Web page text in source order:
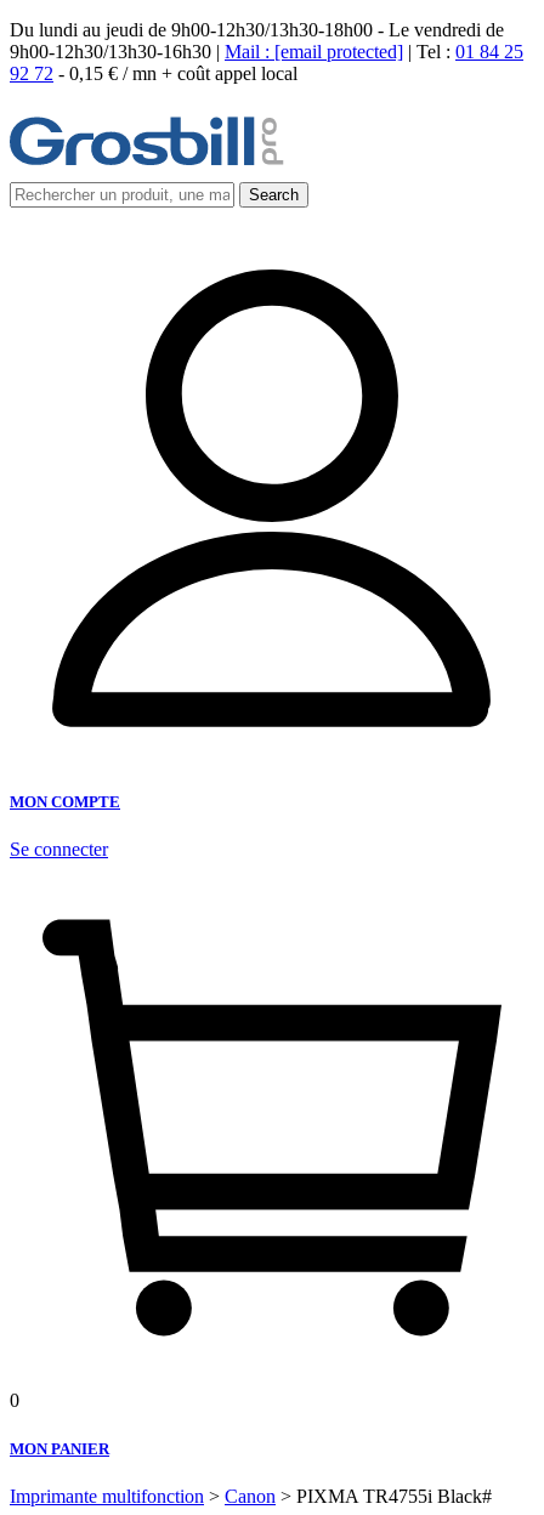
Du lundi au jeudi de 9h00-12h30/13h30-18h00 - Le vendredi de
9h00-12h30/13h30-16h30 | Mail : [email protected] | Tel : 01 84 25
92 72 - 0,15 € / mn + coût appel local
MON COMPTE
Se connecter
0
MON PANIER
Imprimante multifonction > Canon > PIXMA TR4755i Black#